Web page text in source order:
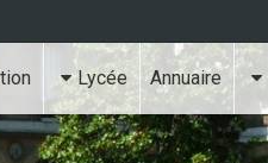
Lycée Annuaire